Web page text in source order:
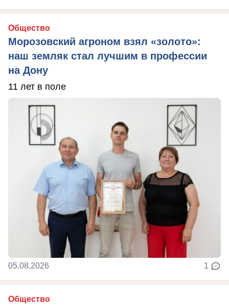
Общество
Морозовский агроном взял «золото»:
наш земляк стал лучшим в профессии
на Дону
11 лет в поле
05.08.2026 1
Общество